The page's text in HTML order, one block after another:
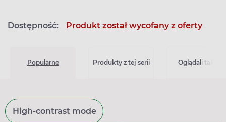
Dostępność: Produkt został wycofany z oferty
Popularne Produkty z tej serii Oglądali także
High-contrast mode